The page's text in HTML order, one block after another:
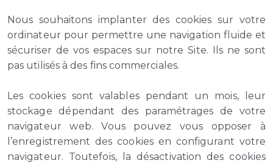
Nous souhaitons implanter des cookies sur votre
ordinateur pour permettre une navigation fluide et
sécuriser de vos espaces sur notre Site. Ils ne sont
pas utilisés à des fins commerciales.
Les cookies sont valables pendant un mois, leur
stockage dépendant des paramétrages de votre
navigateur web. Vous pouvez vous opposer à
l’enregistrement des cookies en configurant votre
navigateur. Toutefois, la désactivation des cookies